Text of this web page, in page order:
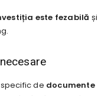
este fezabilă și
de documente